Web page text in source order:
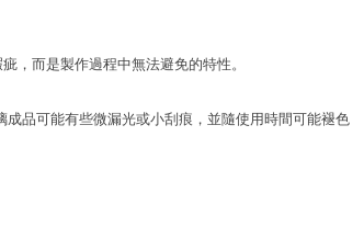
，而是製作過程中無法避免的特性。
品可能有些微漏光或小刮痕，並隨使用時間可能褪色